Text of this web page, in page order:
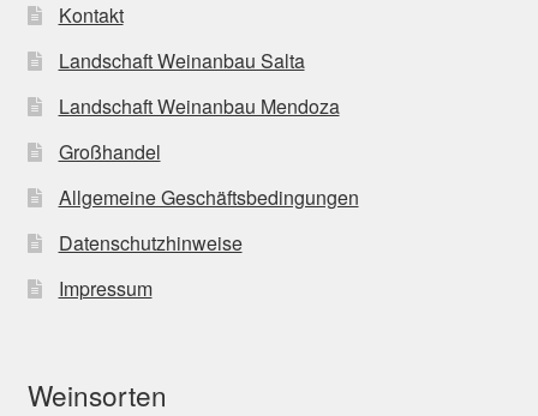
Kontakt
Landschaft Weinanbau Salta
Landschaft Weinanbau Mendoza
Großhandel
Allgemeine Geschäftsbedingungen
Datenschutzhinweise
Impressum
Weinsorten